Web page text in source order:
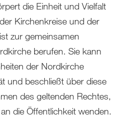
die Einheit und Vielfalt
Kirchenkreise und der
zur gemeinsamen
berufen. Sie kann
der Nordkirche
und beschließt über diese
des geltenden Rechtes,
die Öffentlichkeit wenden.